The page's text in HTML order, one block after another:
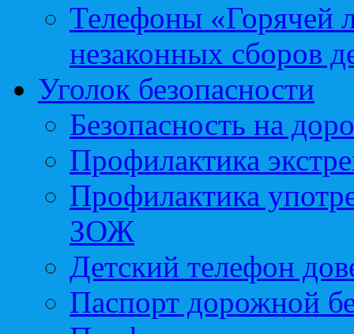
Телефоны «Горячей
незаконных сборов
Уголок безопасности
Безопасность на
Профилактика
Профилактика
ЗОЖ
Детский телефон
Паспорт дорожной